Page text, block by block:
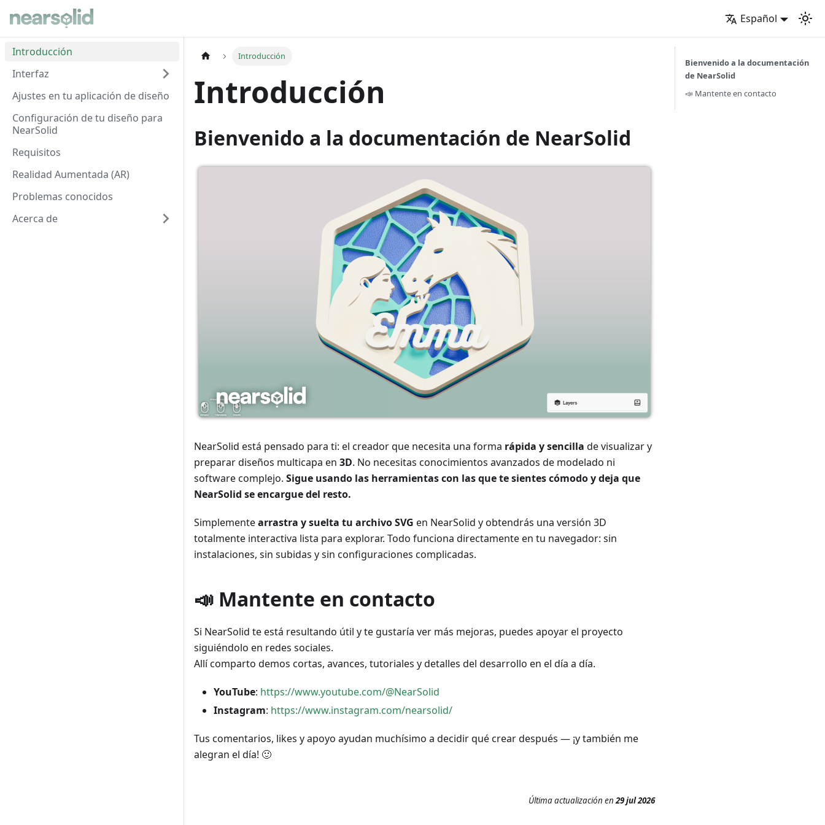
Español
Introducción
Interfaz
Ajustes en tu aplicación de diseño
Configuración de tu diseño para
NearSolid
Requisitos
Realidad Aumentada (AR)
Problemas conocidos
Acerca de
Introducción
Introducción
Bienvenido a la documentación de NearSolid
NearSolid está pensado para ti: el creador que necesita una forma rápida y sencilla de visualizar y
preparar diseños multicapa en 3D. No necesitas conocimientos avanzados de modelado ni
software complejo. Sigue usando las herramientas con las que te sientes cómodo y deja que
NearSolid se encargue del resto.
Simplementearrastra y suelta tu archivo SVG en NearSolid y obtendrás una versión 3D
totalmente interactiva lista para explorar. Todo funciona directamente en tu navegador: sin
instalaciones, sin subidas y sin configuraciones complicadas.
📣 Mantente en contacto
Si NearSolid te está resultando útil y te gustaría ver más mejoras, puedes apoyar el proyecto
siguiéndolo en redes sociales.
Allí comparto demos cortas, avances, tutoriales y detalles del desarrollo en el día a día.
YouTube: https://www.youtube.com/@NearSolid
Instagram: https://www.instagram.com/nearsolid/
Tus comentarios, likes y apoyo ayudan muchísimo a decidir qué crear después — ¡y también me
alegran el día! 🙂
Última actualización en29 jul 2026
Bienvenido a la documentación
de NearSolid
📣 Mantente en contacto